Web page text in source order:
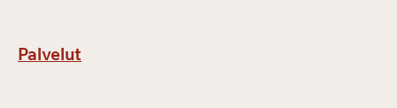
Palvelut